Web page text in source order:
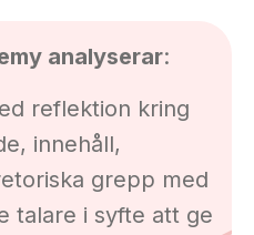
analyserar:
reflektion kring
innehåll,
grepp med
talare i syfte att ge